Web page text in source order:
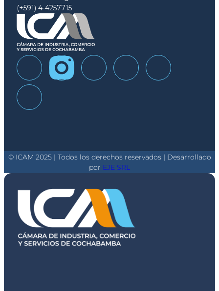
(+591) 4-4257715
© ICAM 2025 | Todos los derechos reservados | Desarrollado
por EJE SRL